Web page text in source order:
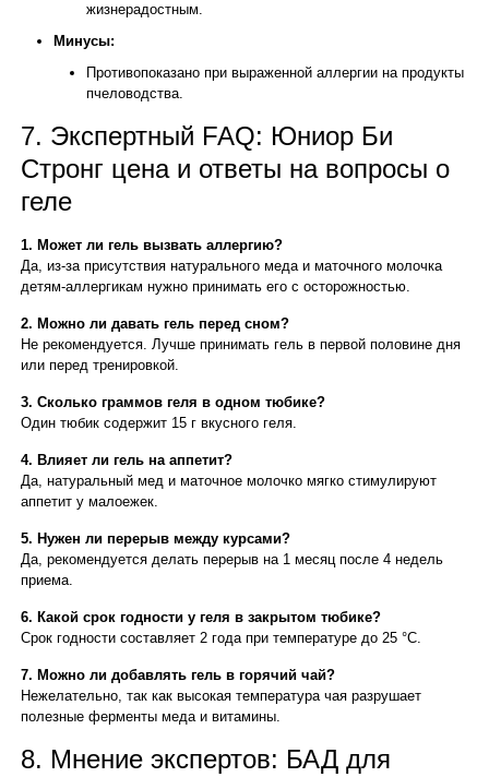
жизнерадостным.
Минусы:
Противопоказано при выраженной аллергии на продукты
пчеловодства.
7. Экспертный FAQ: Юниор Би
Стронг цена и ответы на вопросы о
геле
1. Может ли гель вызвать аллергию?
Да, из-за присутствия натурального меда и маточного молочка
детям-аллергикам нужно принимать его с осторожностью.
2. Можно ли давать гель перед сном?
Не рекомендуется. Лучше принимать гель в первой половине дня
или перед тренировкой.
3. Сколько граммов геля в одном тюбике?
Один тюбик содержит 15 г вкусного геля.
4. Влияет ли гель на аппетит?
Да, натуральный мед и маточное молочко мягко стимулируют
аппетит у малоежек.
5. Нужен ли перерыв между курсами?
Да, рекомендуется делать перерыв на 1 месяц после 4 недель
приема.
6. Какой срок годности у геля в закрытом тюбике?
Срок годности составляет 2 года при температуре до 25 °C.
7. Можно ли добавлять гель в горячий чай?
Нежелательно, так как высокая температура чая разрушает
полезные ферменты меда и витамины.
8. Мнение экспертов: БАД для